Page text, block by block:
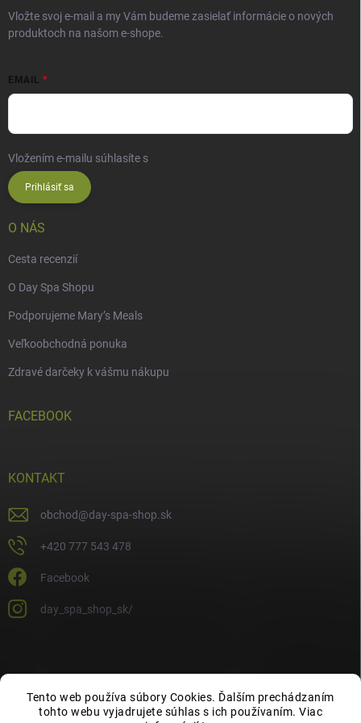
Tento web používa súbory Cookies. Ďalším prechádzaním
tohto webu vyjadrujete súhlas s ich používaním. Viac
Vložte svoj e-mail a my Vám budeme zasielať informácie o nových
produktoch na našom e-shope.
EMAIL
Vložením e-mailu súhlasíte s
Prihlásiť sa
O NÁS
Cesta recenzií
O Day Spa Shopu
Podporujeme Mary’s Meals
Veľkoobchodná ponuka
Zdravé darčeky k vášmu nákupu
FACEBOOK
KONTAKT
obchod@day-spa-shop.sk
+420 777 543 478
Facebook
day_spa_shop_sk/